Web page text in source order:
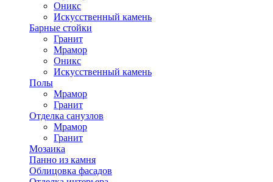
Оникс
Искусственный камень
Барные стойки
Гранит
Мрамор
Оникс
Искусственный камень
Полы
Мрамор
Гранит
Отделка санузлов
Мрамор
Гранит
Мозаика
Панно из камня
Облицовка фасадов